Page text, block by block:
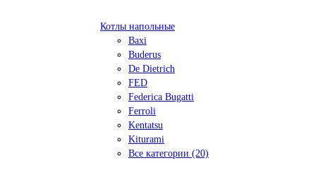
Котлы напольные
Baxi
Buderus
De Dietrich
FED
Federica Bugatti
Ferroli
Kentatsu
Kiturami
Все категории (20)